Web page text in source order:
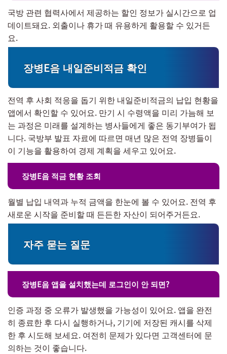
국방 관련 협력사에서 제공하는 할인 정보가 실시간으로 업
데이트돼요. 외출이나 휴가 때 유용하게 활용할 수 있거든
요.
장병E음 내일준비적금 확인
전역 후 사회 적응을 돕기 위한 내일준비적금의 납입 현황을
앱에서 확인할 수 있어요. 만기 시 수령액을 미리 가늠해 보
는 과정은 미래를 설계하는 병사들에게 좋은 동기부여가 됩
니다. 국방부 발표 자료에 따르면 매년 많은 전역 장병들이
이 기능을 활용하여 경제 계획을 세우고 있어요.
장병E음 적금 현황 조회
월별 납입 내역과 누적 금액을 한눈에 볼 수 있어요. 전역 후
새로운 시작을 준비할 때 든든한 자산이 되어주거든요.
자주 묻는 질문
장병E음 앱을 설치했는데 로그인이 안 되면?
인증 과정 중 오류가 발생했을 가능성이 있어요. 앱을 완전
히 종료한 후 다시 실행하거나, 기기에 저장된 캐시를 삭제
한 후 시도해 보세요. 여전히 문제가 있다면 고객센터에 문
의하는 것이 좋습니다.